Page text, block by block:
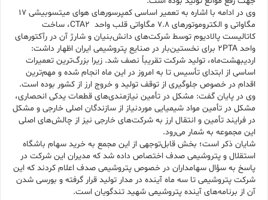
وی در ادامه با اشاره به تعمیر اساسی کمپرسورهای هوای میتسوبیشی ۱۷
مگاواتی و الکتروموتورهای ۷.۸ مگاواتی قلب واحد CTA2، ساخت
کاتالیست پالادیوم توسط شرکت‌های دانش‌بنیان و شارژ آن در رآکتورهای
واحد 2PTA برای نخستین‌بار در صنایع پتروشیمی ایران اظهار داشت:
اردیبهشت‌ماه، تولید شرکت تقریباً نصف شد. زیرا بزرگ‌ترین تعمیرات
اساسی از ابتدای تأسیس تا به امروز در این ماه انجام شده و مهم‌ترین
اقدام در خصوص جلوگیری از توقف تولید و خروج ارز از کشور بوده است.
وی در پایان گفت: مشکل در تأمین نیازمندی‌های قطعات یدکی انحصاری،
مشکل در تأمین مواد شیمیایی موردنیاز از سازندگان اصلی خارجی و مشکل
در فرایند تأمین و انتقال ارز به شرکت‌های خارجی نیز از چالش‌های اصلی
این مجموعه به شمار می‌رود.
شایان ذکر است؛ بخش قابل‌توجهی از این مجمع به خرید سهام باشگاه
استقلال و پتروشیمی صدف اختصاص داده شد که مدیران این شرکت در
پاسخ به سؤال سهامداران در خصوص پتروشیمی صدف اعلام کردند که این
شرکت پتروشیمی تا سه ماه آینده در مدار تولید قرار گرفته و بورسی شدن
آن از برنامه‌های آینده پتروشیمی شهید تندگویان است.